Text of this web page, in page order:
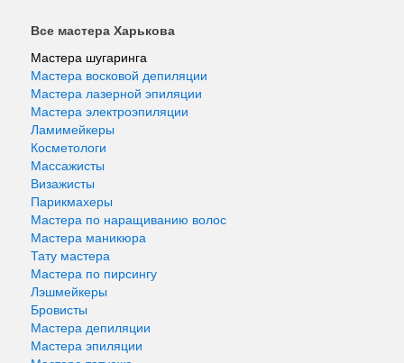
Все мастера Харькова
Мастера шугаринга
Мастера восковой депиляции
Мастера лазерной эпиляции
Мастера электроэпиляции
Ламимейкеры
Косметологи
Массажисты
Визажисты
Парикмахеры
Мастера по наращиванию волос
Мастера маникюра
Тату мастера
Мастера по пирсингу
Лэшмейкеры
Бровисты
Мастера депиляции
Мастера эпиляции